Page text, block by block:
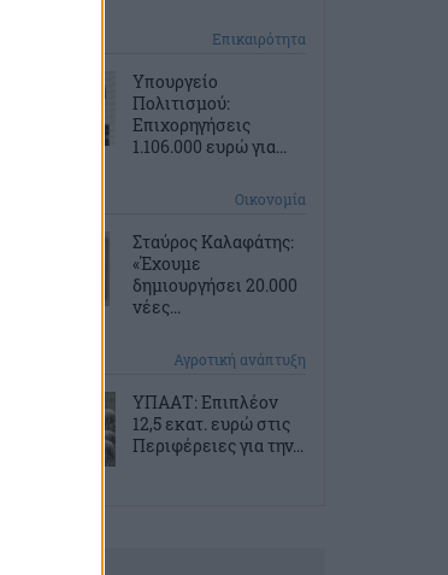
Επικαιρότητα
Υπουργείο
Πολιτισμού:
Επιχορηγήσεις
1.106.000 ευρώ για...
Οικονομία
Σταύρος Καλαφάτης:
«Έχουμε
δημιουργήσει 20.000
νέες...
Αγροτική ανάπτυξη
ΥΠΑΑΤ: Επιπλέον
12,5 εκατ. ευρώ στις
Περιφέρειες για την...